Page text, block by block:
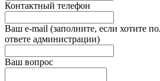
Контактный телефон
Ваш e-mail (заполните, если хотите
ответе администрации)
Ваш вопрос